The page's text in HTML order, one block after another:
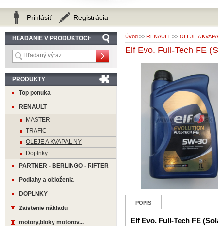
Úvod >> RENAULT >> OLEJE A
Elf Evo. Full-Tech FE
POPIS
Elf Evo. Full-Tech FE
HĽADANIE V PRODUKTOCH
PRODUKTY
Top ponuka
RENAULT
MASTER
TRAFIC
OLEJE A KVAPALINY
Doplnky...
PARTNER - BERLINGO - RIFTER
Podlahy a obloženia
DOPLNKY
Zaistenie nákladu
motory,bloky motorov...
Prihlásiť Registrácia